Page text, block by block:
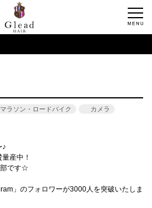
マラソン・ロードバイク
カメラ
♪
産中！
部です☆
」のフォロワーが3000人を突破いたしま